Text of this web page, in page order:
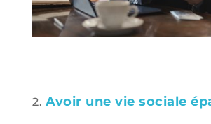
Avoir une vie sociale